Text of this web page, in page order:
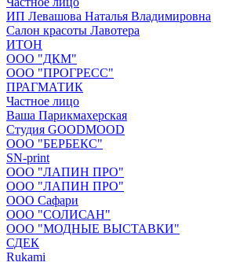
ИП Левашова Наталья Владимировна
Салон красоты Лавотера
ИТОН
ООО "ДКМ"
ООО "ПРОГРЕСС"
ПРАГМАТИК
Частное лицо
Ваша Парикмахерская
Студия GOODMOOD
ООО "БЕРБЕКС"
SN-print
ООО "ЛАПИН ПРО"
ООО "ЛАПИН ПРО"
ООО Сафари
ООО "СОЛИСАН"
ООО "МОДНЫЕ ВЫСТАВКИ"
СДЕК
Rukami